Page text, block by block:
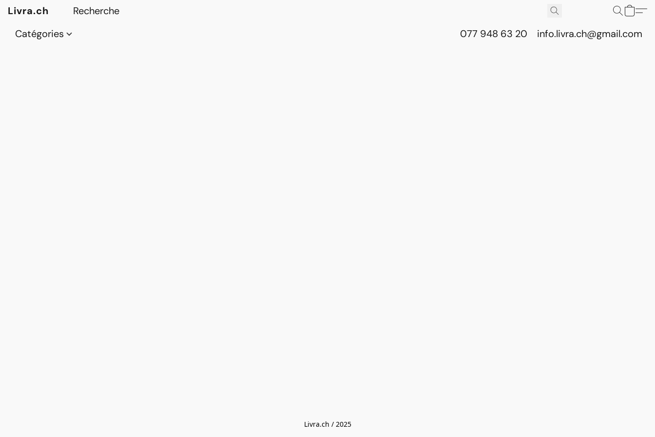
Livra.ch
Catégories
077 948 63 20 info.livra.ch@gmail.com
Livra.ch / 2025